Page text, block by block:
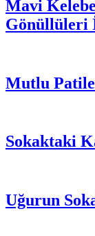
Mavi
Gönüllüleri
Mutlu
Sokaktaki
Uğurun